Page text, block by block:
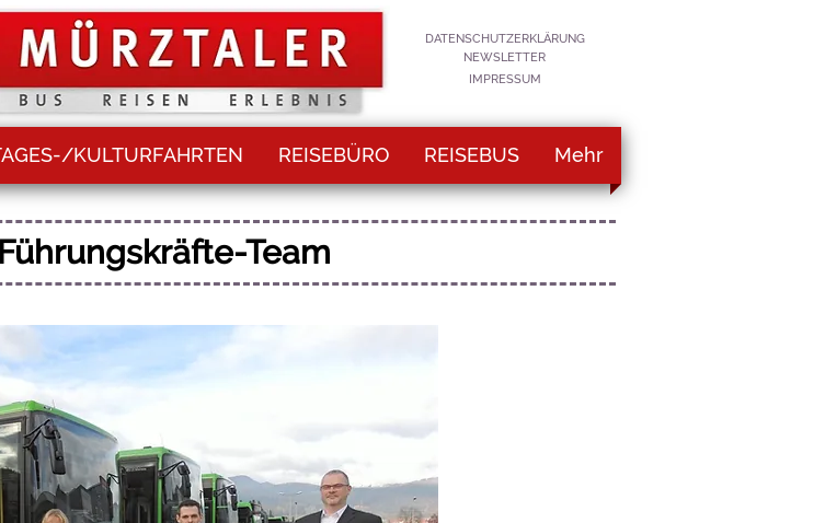
DATENSCHUTZERKLÄRUNG
NEWSLETTER
IMPRESSUM
KULTURFAHRTEN REISEBÜRO REISEBUS Mehr
Team